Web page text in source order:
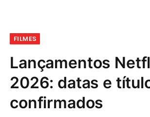
FILMES
Lançamentos
2026: datas e
confirmados